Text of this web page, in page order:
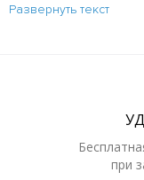
Развернуть текст
при